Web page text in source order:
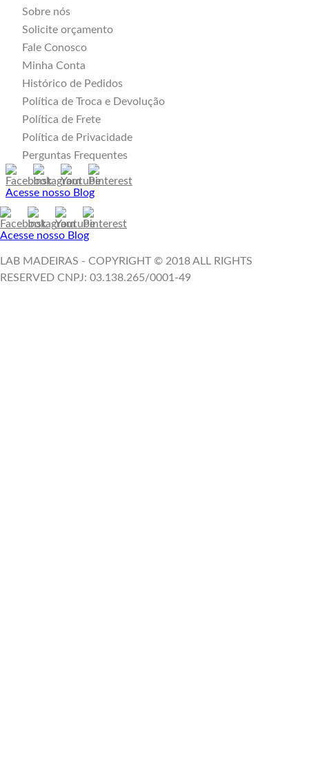
Sobre nós
Solicite orçamento
Fale Conosco
Minha Conta
Histórico de Pedidos
Política de Troca e Devolução
Política de Frete
Política de Privacidade
Perguntas Frequentes
Acesse nosso Blog
Acesse nosso Blog
LAB MADEIRAS - COPYRIGHT © 2018 ALL RIGHTS
RESERVED CNPJ: 03.138.265/0001-49